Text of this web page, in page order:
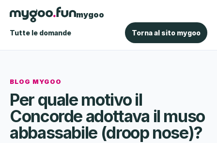
mygoo
Tutte le domande Torna al sito mygoo
BLOG MYGOO
Per quale motivo il
Concorde adottava il muso
abbassabile (droop nose)?